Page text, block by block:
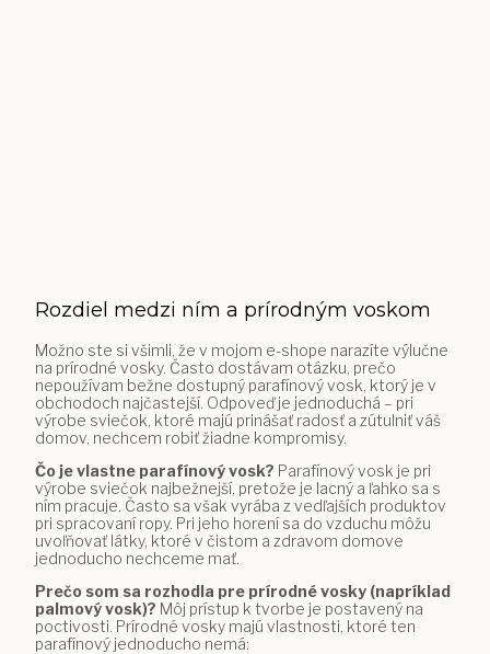
Rozdiel medzi ním a prírodným voskom
Možno ste si všimli, že v mojom e-shope narazíte výlučne
na prírodné vosky. Často dostávam otázku, prečo
nepoužívam bežne dostupný parafínový vosk, ktorý je v
obchodoch najčastejší. Odpoveď je jednoduchá – pri
výrobe sviečok, ktoré majú prinášať radosť a zútulniť váš
domov, nechcem robiť žiadne kompromisy.
Čo je vlastne parafínový vosk? Parafínový vosk je pri
výrobe sviečok najbežnejší, pretože je lacný a ľahko sa s
ním pracuje. Často sa však vyrába z vedľajších produktov
pri spracovaní ropy. Pri jeho horení sa do vzduchu môžu
uvoľňovať látky, ktoré v čistom a zdravom domove
jednoducho nechceme mať.
Prečo som sa rozhodla pre prírodné vosky (napríklad
palmový vosk)? Môj prístup k tvorbe je postavený na
poctivosti. Prírodné vosky majú vlastnosti, ktoré ten
parafínový jednoducho nemá: